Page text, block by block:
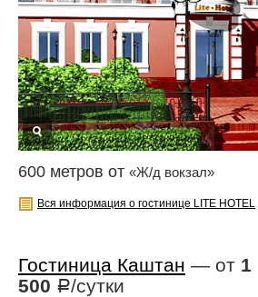
600 метров от «Ж/д вокзал»
Вся информация о гостинице LITE HOTEL
Гостиница Каштан — от 1
500 Р/сутки